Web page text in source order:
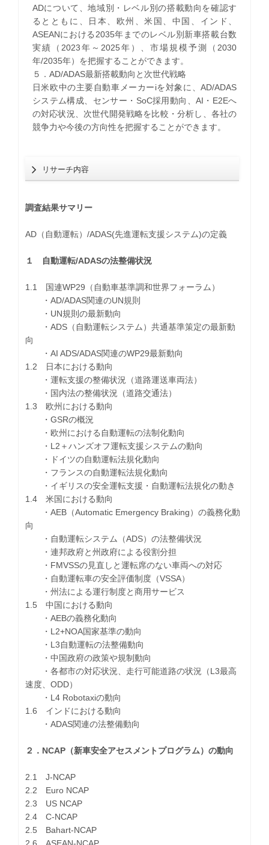
ADについて、地域別・レベル別の搭載動向を確認す
るとともに、日本、欧州、米国、中国、インド、
ASEANにおける2035年までのレベル別新車搭載台数
実績（2023年～2025年）、市場規模予測（2030
年/2035年）を把握することができます。
５．AD/ADAS最新搭載動向と次世代戦略
日米欧中の主要自動車メーカーiを対象に、AD/ADAS
システム構成、センサー・SoC採用動向、AI・E2Eへ
の対応状況、次世代開発戦略を比較・分析し、各社の
競争力や今後の方向性を把握することができます。
リサーチ内容
調査結果サマリー
AD（自動運転）/ADAS(先進運転支援システム)の定義
１ 自動運転/ADASの法整備状況
1.1 国連WP29（自動車基準調和世界フォーラム）
・AD/ADAS関連のUN規則
・UN規則の最新動向
・ADS（自動運転システム）共通基準策定の最新動
向
・AI ADS/ADAS関連のWP29最新動向
1.2 日本における動向
・運転支援の整備状況（道路運送車両法）
・国内法の整備状況（道路交通法）
1.3 欧州における動向
・GSRの概況
・欧州における自動運転の法制化動向
・L2＋ハンズオフ運転支援システムの動向
・ドイツの自動運転法規化動向
・フランスの自動運転法規化動向
・イギリスの安全運転支援・自動運転法規化の動き
1.4 米国における動向
・AEB（Automatic Emergency Braking）の義務化動
向
・自動運転システム（ADS）の法整備状況
・連邦政府と州政府による役割分担
・FMVSSの見直しと運転席のない車両への対応
・自動運転車の安全評価制度（VSSA）
・州法による運行制度と商用サービス
1.5 中国における動向
・AEBの義務化動向
・L2+NOA国家基準の動向
・L3自動運転の法整備動向
・中国政府の政策や規制動向
・各都市の対応状況、走行可能道路の状況（L3最高
速度、ODD）
・L4 Robotaxiの動向
1.6 インドにおける動向
・ADAS関連の法整備動向
２．NCAP（新車安全アセスメントプログラム）の動向
2.1 J-NCAP
2.2 Euro NCAP
2.3 US NCAP
2.4 C-NCAP
2.5 Bahart-NCAP